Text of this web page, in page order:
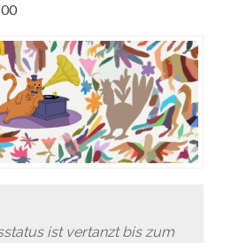
ist vertanzt bis zum